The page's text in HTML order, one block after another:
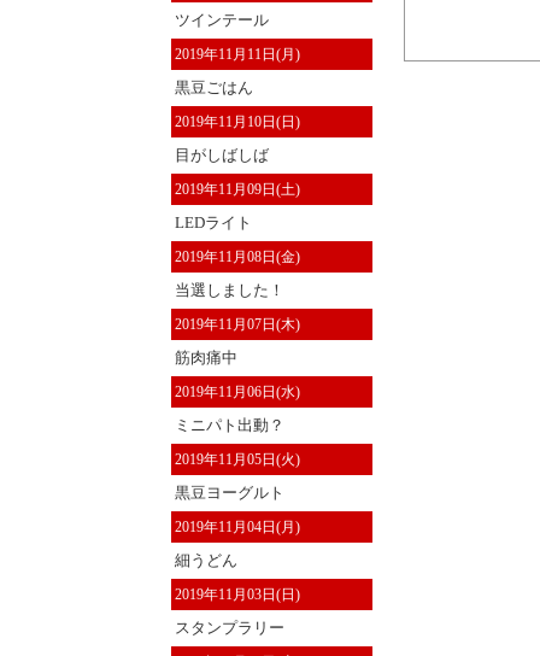
ツインテール
2019年11月11日(月)
黒豆ごはん
2019年11月10日(日)
目がしばしば
2019年11月09日(土)
LEDライト
2019年11月08日(金)
当選しました！
2019年11月07日(木)
筋肉痛中
2019年11月06日(水)
ミニパト出動？
2019年11月05日(火)
黒豆ヨーグルト
2019年11月04日(月)
細うどん
2019年11月03日(日)
スタンプラリー